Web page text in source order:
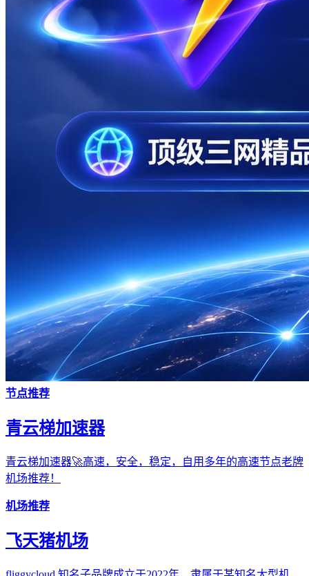
节点推荐
青云梯加速器
青云梯加速器🚀高速，安全，稳定，自用多年的高速节点老牌
机场推荐！
机场推荐
飞天猪机场